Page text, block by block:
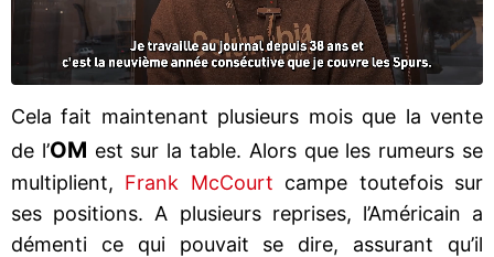
Cela fait maintenant plusieurs mois que la vente
de l’OM est sur la table. Alors que les rumeurs se
multiplient, Frank McCourt campe toutefois sur
ses positions. A plusieurs reprises, l’Américain a
démenti ce qui pouvait se dire, assurant qu’il